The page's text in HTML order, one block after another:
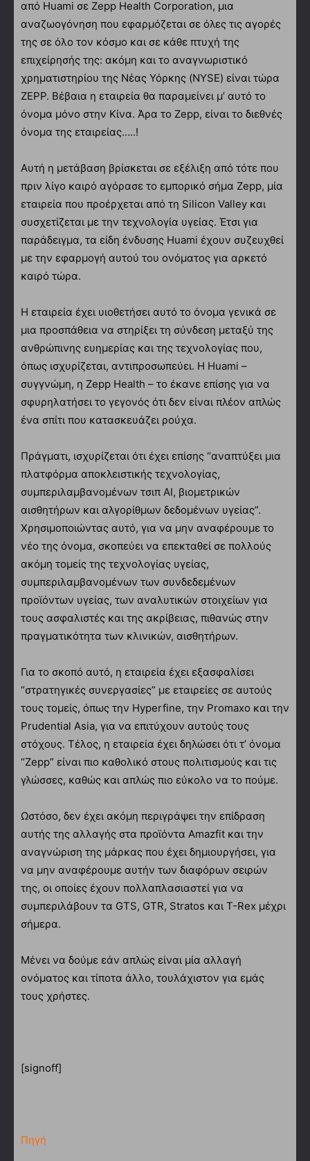
από Huami σε Zepp Health Corporation, μια
αναζωογόνηση που εφαρμόζεται σε όλες τις αγορές
της σε όλο τον κόσμο και σε κάθε πτυχή της
επιχείρησής της: ακόμη και το αναγνωριστικό
χρηματιστηρίου της Νέας Υόρκης (NYSE) είναι τώρα
ZEPP. Βέβαια η εταιρεία θα παραμείνει μ’ αυτό το
όνομα μόνο στην Κίνα. Άρα το Zepp, είναι το διεθνές
όνομα της εταιρείας…..!
Αυτή η μετάβαση βρίσκεται σε εξέλιξη από τότε που
πριν λίγο καιρό αγόρασε το εμπορικό σήμα Zepp, μία
εταιρεία που προέρχεται από τη Silicon Valley και
συσχετίζεται με την τεχνολογία υγείας. Έτσι για
παράδειγμα, τα είδη ένδυσης Huami έχουν συζευχθεί
με την εφαρμογή αυτού του ονόματος για αρκετό
καιρό τώρα.
Η εταιρεία έχει υιοθετήσει αυτό το όνομα γενικά σε
μια προσπάθεια να στηρίξει τη σύνδεση μεταξύ της
ανθρώπινης ευημερίας και της τεχνολογίας που,
όπως ισχυρίζεται, αντιπροσωπεύει. Η Huami –
συγγνώμη, η Zepp Health – το έκανε επίσης για να
σφυρηλατήσει το γεγονός ότι δεν είναι πλέον απλώς
ένα σπίτι που κατασκευάζει ρούχα.
Πράγματι, ισχυρίζεται ότι έχει επίσης “αναπτύξει μια
πλατφόρμα αποκλειστικής τεχνολογίας,
συμπεριλαμβανομένων τσιπ AI, βιομετρικών
αισθητήρων και αλγορίθμων δεδομένων υγείας”.
Χρησιμοποιώντας αυτό, για να μην αναφέρουμε το
νέο της όνομα, σκοπεύει να επεκταθεί σε πολλούς
ακόμη τομείς της τεχνολογίας υγείας,
συμπεριλαμβανομένων των συνδεδεμένων
προϊόντων υγείας, των αναλυτικών στοιχείων για
τους ασφαλιστές και της ακρίβειας, πιθανώς στην
πραγματικότητα των κλινικών, αισθητήρων.
Για το σκοπό αυτό, η εταιρεία έχει εξασφαλίσει
“στρατηγικές συνεργασίες” με εταιρείες σε αυτούς
τους τομείς, όπως την Hyperfine, την Promaxo και την
Prudential Asia, για να επιτύχουν αυτούς τους
στόχους. Τέλος, η εταιρεία έχει δηλώσει ότι τ’ όνομα
“Zepp” είναι πιο καθολικό στους πολιτισμούς και τις
γλώσσες, καθώς και απλώς πιο εύκολο να το πούμε.
Ωστόσο, δεν έχει ακόμη περιγράψει την επίδραση
αυτής της αλλαγής στα προϊόντα Amazfit και την
αναγνώριση της μάρκας που έχει δημιουργήσει, για
να μην αναφέρουμε αυτήν των διαφόρων σειρών
της, οι οποίες έχουν πολλαπλασιαστεί για να
συμπεριλάβουν τα GTS, GTR, Stratos και T-Rex μέχρι
σήμερα.
Μένει να δούμε εάν απλώς είναι μία αλλαγή
ονόματος και τίποτα άλλο, τουλάχιστον για εμάς
τους χρήστες.
[signoff]
Πηγή